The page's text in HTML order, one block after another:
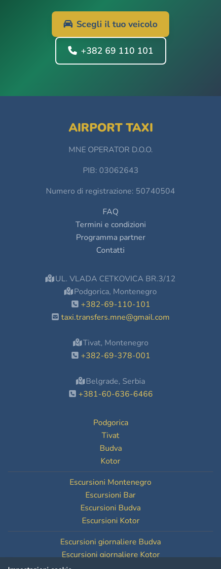
Scegli il tuo veicolo
+382 69 110 101
AIRPORT TAXI
MNE OPERATOR D.O.O.
PIB: 03062643
Numero di registrazione: 50740504
FAQ
Termini e condizioni
Programma partner
Contatti
UL. VLADA CETKOVICA BR.3/12
Podgorica, Montenegro
+382-69-110-101
taxi.transfers.mne@gmail.com
Tivat, Montenegro
+382-69-378-001
Belgrade, Serbia
+381-60-636-6466
Podgorica
Tivat
Budva
Kotor
Escursioni Montenegro
Escursioni Bar
Escursioni Budva
Escursioni Kotor
Escursioni giornaliere Budva
Escursioni giornaliere Kotor